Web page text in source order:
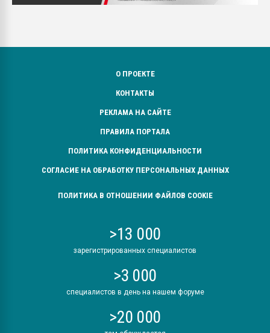
О ПРОЕКТЕ
КОНТАКТЫ
РЕКЛАМА НА САЙТЕ
ПРАВИЛА ПОРТАЛА
ПОЛИТИКА КОНФИДЕНЦИАЛЬНОСТИ
СОГЛАСИЕ НА ОБРАБОТКУ ПЕРСОНАЛЬНЫХ ДАННЫХ
ПОЛИТИКА В ОТНОШЕНИИ ФАЙЛОВ COOKIE
>13 000
зарегистрированных специалистов
>3 000
специалистов в день на нашем форуме
>20 000